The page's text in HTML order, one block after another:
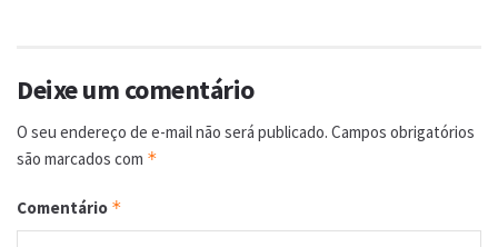
Deixe um comentário
O seu endereço de e-mail não será publicado. Campos obrigatórios
são marcados com *
Comentário *